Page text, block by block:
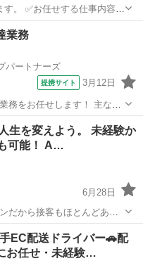
内容
の荷物配達をお願いしま
ーがなくても始められま
業務
パートナーズ
提携サイト 3月12日
務をお任せします！ 主な作
市内企業への商品配達 最
度の免許があればOKです！
変えよう。 未経験か
ら月収40万円以上も可能！ A…
6月28日
だから接客もほとんどあり
自動車でお客様へお届けす
📦 雑貨 📦 衣類 📦 小さな...
配
EC配送ドライバー🚗配
お任せ・未経験…